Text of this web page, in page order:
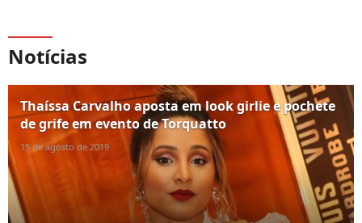
Notícias
Thaíssa Carvalho aposta em look girlie e pochete
de grife em evento de Torquatto
15 de agosto de 2019